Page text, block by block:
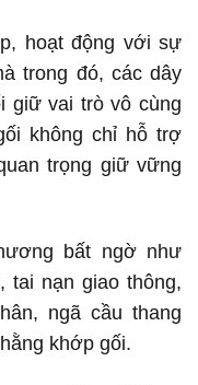
hoạt động với sự
trong đó, các dây
giữ vai trò vô cùng
không chỉ hỗ trợ
trọng giữ vững
bất ngờ như
tai nạn giao thông,
ngã cầu thang
khớp gối.